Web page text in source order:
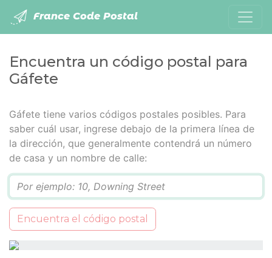
France Code Postal
Encuentra un código postal para
Gáfete
Gáfete tiene varios códigos postales posibles. Para
saber cuál usar, ingrese debajo de la primera línea de
la dirección, que generalmente contendrá un número
de casa y un nombre de calle:
Encuentra el código postal